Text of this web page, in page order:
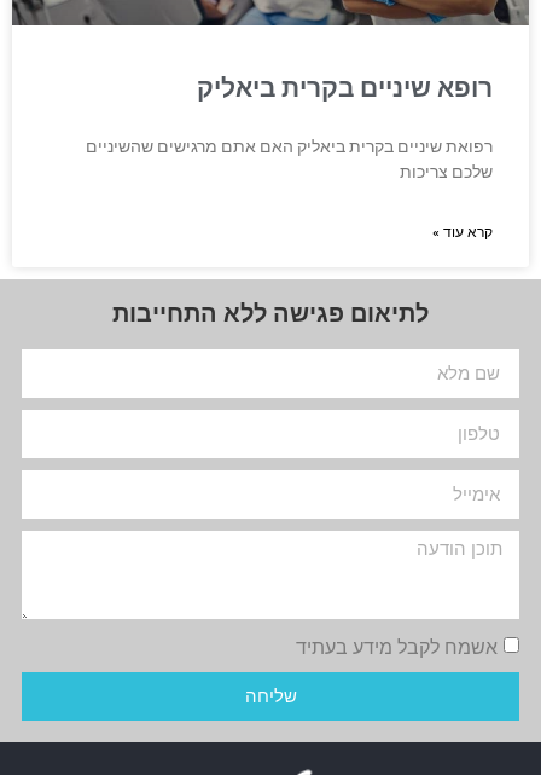
רופא שיניים בקרית ביאליק
רפואת שיניים בקרית ביאליק האם אתם מרגישים שהשיניים
שלכם צריכות
קרא עוד »
לתיאום פגישה ללא התחייבות
אשמח לקבל מידע בעתיד
שליחה